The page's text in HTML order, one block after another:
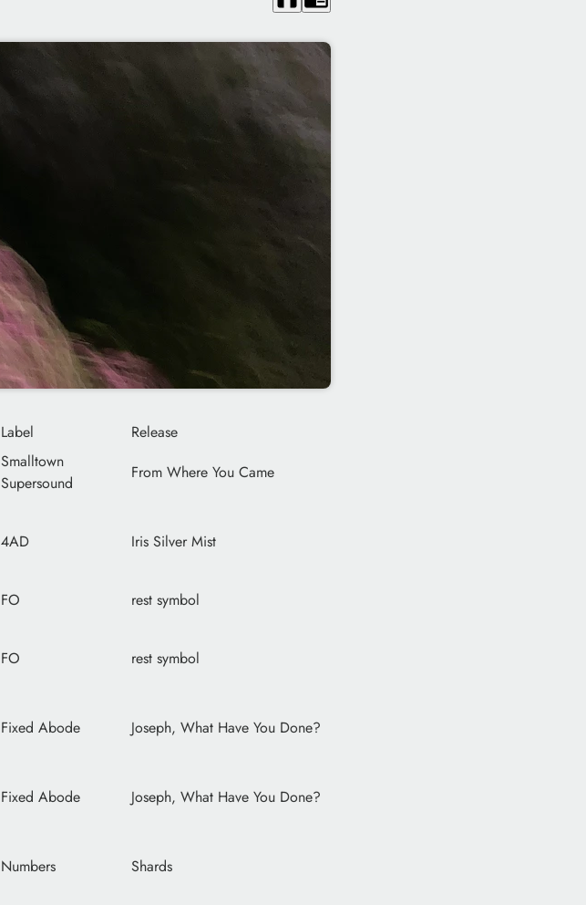
Label
Release
Smalltown
Supersound
From Where You Came
4AD Iris Silver Mist
FO rest symbol
FO rest symbol
Fixed Abode Joseph, What Have You Done?
Fixed Abode Joseph, What Have You Done?
Numbers Shards